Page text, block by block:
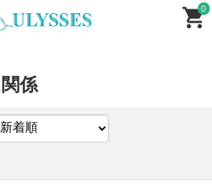
0
係